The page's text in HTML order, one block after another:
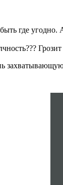
где угодно.